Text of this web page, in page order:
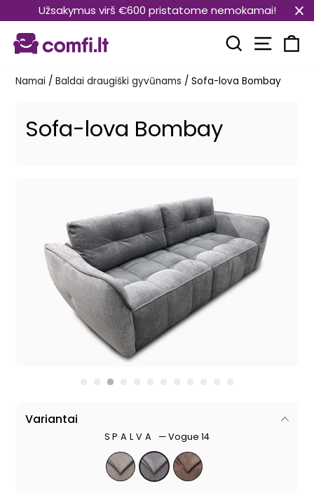
prie
turinio
Užsakymus virš €600 pristatome nemokamai!
Paieška
Namai / Baldai draugiški gyvūnams / Sofa-lova Bombay
Sofa-lova Bombay
Variantai
SPALVA —Vogue 14